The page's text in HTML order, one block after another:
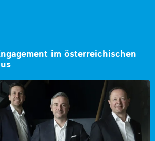
im österreichischen